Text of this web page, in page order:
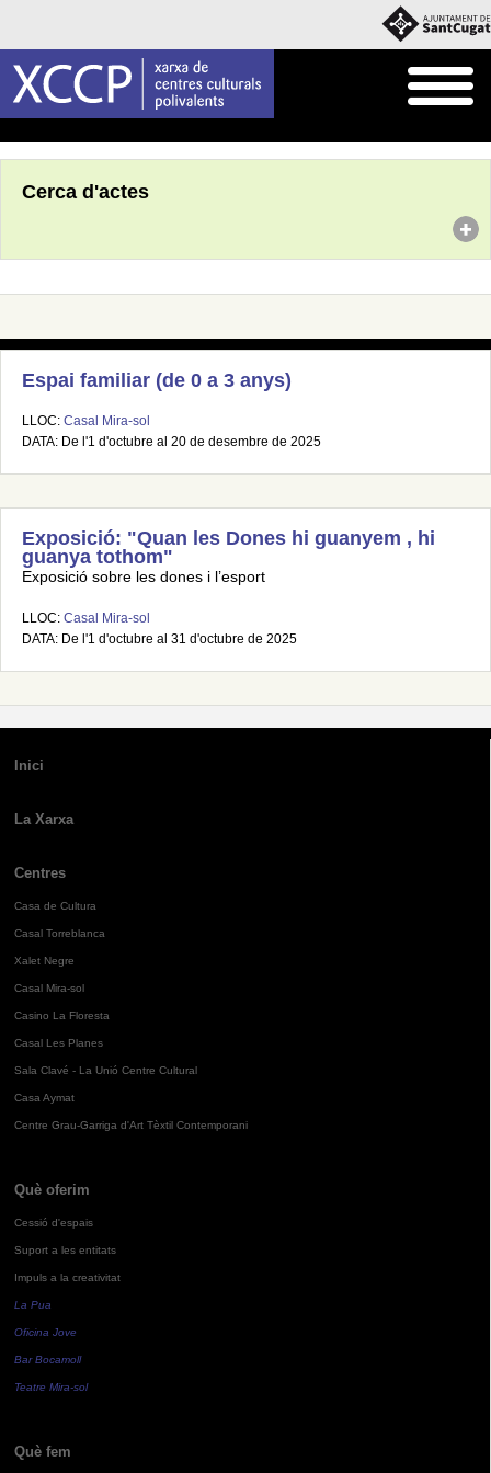
Cerca d'actes
Espai familiar (de 0 a 3 anys)
LLOC: Casal Mira-sol
DATA: De l'1 d'octubre al 20 de desembre de 2025
Exposició: "Quan les Dones hi guanyem , hi
guanya tothom"
Exposició sobre les dones i l’esport
LLOC: Casal Mira-sol
DATA: De l'1 d'octubre al 31 d'octubre de 2025
Inici
La Xarxa
Centres
Casa de Cultura
Casal Torreblanca
Xalet Negre
Casal Mira-sol
Casino La Floresta
Casal Les Planes
Sala Clavé - La Unió Centre Cultural
Casa Aymat
Centre Grau-Garriga d'Art Tèxtil Contemporani
Què oferim
Cessió d'espais
Suport a les entitats
Impuls a la creativitat
La Pua
Oficina Jove
Bar Bocamoll
Teatre Mira-sol
Què fem